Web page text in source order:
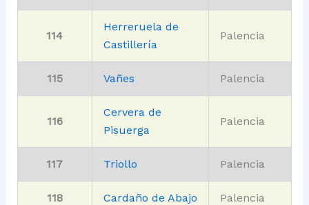
114
Herreruela de
Castillería
Palencia
115 Vañes Palencia
116
Cervera de
Pisuerga
Palencia
117 Triollo Palencia
118 Cardaño de Abajo Palencia